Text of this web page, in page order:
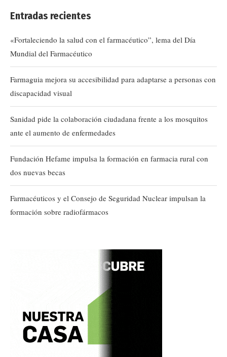
Entradas recientes
«Fortaleciendo la salud con el farmacéutico”, lema del Día
Mundial del Farmacéutico
Farmaguia mejora su accesibilidad para adaptarse a personas con
discapacidad visual
Sanidad pide la colaboración ciudadana frente a los mosquitos
ante el aumento de enfermedades
Fundación Hefame impulsa la formación en farmacia rural con
dos nuevas becas
Farmacéuticos y el Consejo de Seguridad Nuclear impulsan la
formación sobre radiofármacos